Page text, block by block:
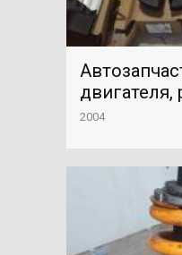
двигателя,
2004